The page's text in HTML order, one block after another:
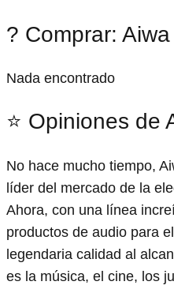
? Comprar:
Nada encontrado
⭐ Opiniones de
No hace mucho tiempo,
líder del mercado de la
Ahora, con una línea
productos de audio para
legendaria calidad al
es la música, el cine, los